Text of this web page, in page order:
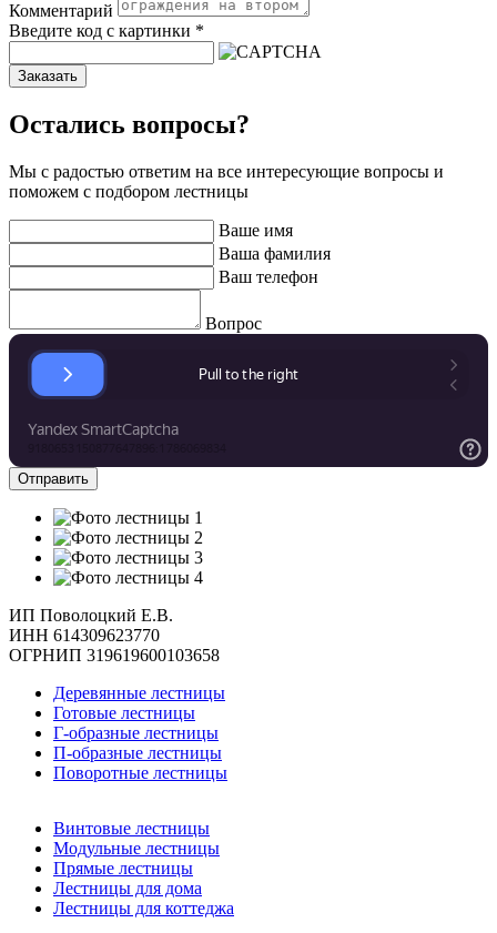
Комментарий
Введите код с картинки *
Заказать
Остались вопросы?
Мы с радостью ответим на все интересующие вопросы и
поможем с подбором лестницы
Ваше имя
Ваша фамилия
Ваш телефон
Вопрос
ИП Поволоцкий Е.В.
ИНН 614309623770
ОГРНИП 319619600103658
Деревянные лестницы
Готовые лестницы
Г-образные лестницы
П-образные лестницы
Поворотные лестницы
Винтовые лестницы
Модульные лестницы
Прямые лестницы
Лестницы для дома
Лестницы для коттеджа